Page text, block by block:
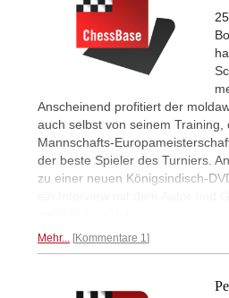
Anscheinend profitiert der
auch selbst von seinem Training,
Mannschafts-
der beste Spieler des Turniers.
zu einer neuen Königsindisch-
Mehr... Kommentare 1